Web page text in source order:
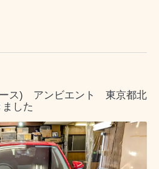
ース) アンビエント 東京都北
した